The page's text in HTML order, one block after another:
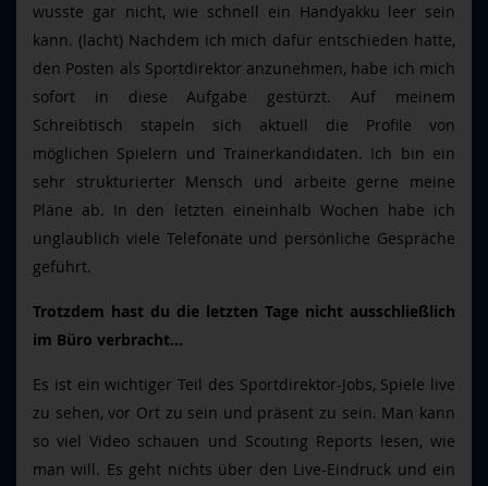
wusste gar nicht, wie schnell ein Handyakku leer sein
kann. (lacht) Nachdem ich mich dafür entschieden hatte,
den Posten als Sportdirektor anzunehmen, habe ich mich
sofort in diese Aufgabe gestürzt. Auf meinem
Schreibtisch stapeln sich aktuell die Profile von
möglichen Spielern und Trainerkandidaten. Ich bin ein
sehr strukturierter Mensch und arbeite gerne meine
Pläne ab. In den letzten eineinhalb Wochen habe ich
unglaublich viele Telefonate und persönliche Gespräche
geführt.
Trotzdem hast du die letzten Tage nicht ausschließlich
im Büro verbracht…
Es ist ein wichtiger Teil des Sportdirektor-Jobs, Spiele live
zu sehen, vor Ort zu sein und präsent zu sein. Man kann
so viel Video schauen und Scouting Reports lesen, wie
man will. Es geht nichts über den Live-Eindruck und ein